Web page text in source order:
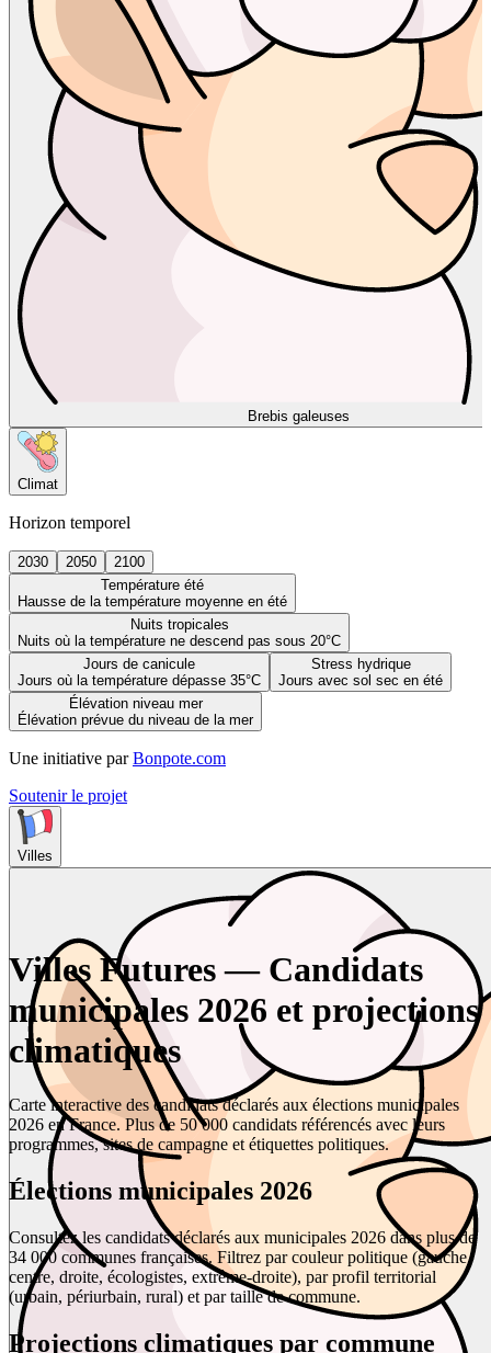
Brebis galeuses
Climat
Horizon temporel
2030 2050
2100
Température été
Hausse de la température moyenne en été
Nuits tropicales
Nuits où la température ne descend pas sous 20°C
Jours de canicule
Jours où la température dépasse 35°C
Stress hydrique
Jours avec sol sec en été
Élévation niveau mer
Élévation prévue du niveau de la mer
Une initiative par Bonpote.com
Soutenir le projet
Villes
Villes Futures — Candidats
municipales 2026 et projections
climatiques
Carte interactive des candidats déclarés aux élections municipales
2026 en France. Plus de 50 000 candidats référencés avec leurs
programmes, sites de campagne et étiquettes politiques.
Élections municipales 2026
Consultez les candidats déclarés aux municipales 2026 dans plus de
34 000 communes françaises. Filtrez par couleur politique (gauche,
centre, droite, écologistes, extrême-droite), par profil territorial
(urbain, périurbain, rural) et par taille de commune.
Projections climatiques par commune